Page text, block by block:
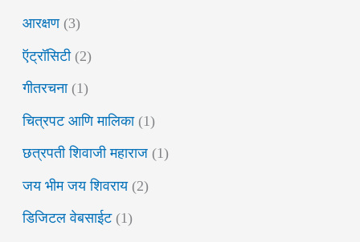
आरक्षण(3)
ऍट्रॉसिटी(2)
गीतरचना(1)
चित्रपट आणि मालिका(1)
छत्रपती शिवाजी महाराज (1)
जय भीम जय शिवराय(2)
डिजिटल वेबसाईट(1)